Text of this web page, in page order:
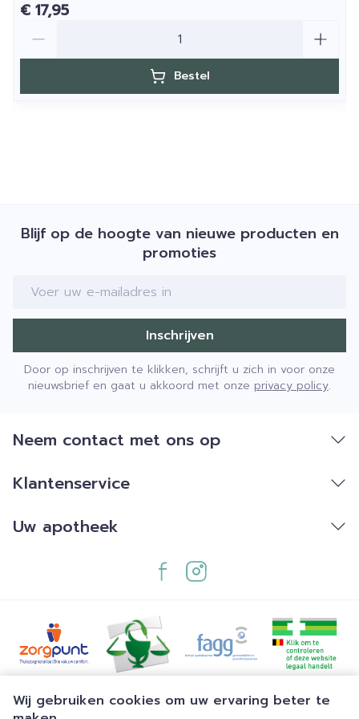
Wij gebruiken cookies om uw ervaring beter te
€ 17,95
Bestel
Blijf op de hoogte van nieuwe producten en
promoties
E-mail adres
Inschrijven
Door op inschrijven te klikken, schrijft u zich in voor onze
nieuwsbrief en gaat u akkoord met onze privacy policy.
Neem contact met ons op
Klantenservice
Uw apotheek
Juridische links